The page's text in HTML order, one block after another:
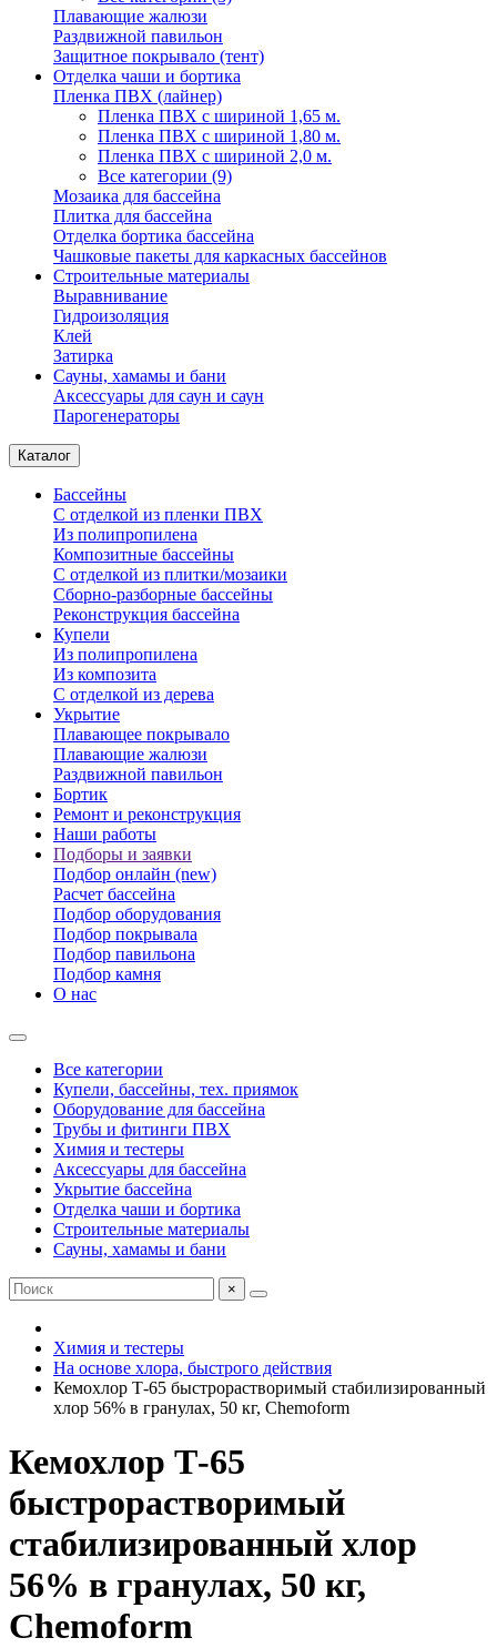
Плавающие жалюзи
Раздвижной павильон
Защитное покрывало (тент)
Отделка чаши и бортика
Пленка ПВХ (лайнер)
Пленка ПВХ с шириной 1,65 м.
Пленка ПВХ с шириной 1,80 м.
Пленка ПВХ с шириной 2,0 м.
Все категории (9)
Мозаика для бассейна
Плитка для бассейна
Отделка бортика бассейна
Чашковые пакеты для каркасных бассейнов
Строительные материалы
Выравнивание
Гидроизоляция
Клей
Затирка
Сауны, хамамы и бани
Аксессуары для саун и саун
Парогенераторы
Каталог
Бассейны
С отделкой из пленки ПВХ
Из полипропилена
Композитные бассейны
С отделкой из плитки/мозаики
Сборно-разборные бассейны
Реконструкция бассейна
Купели
Из полипропилена
Из композита
С отделкой из дерева
Укрытие
Плавающее покрывало
Плавающие жалюзи
Раздвижной павильон
Бортик
Ремонт и реконструкция
Наши работы
Подборы и заявки
Подбор онлайн (new)
Расчет бассейна
Подбор оборудования
Подбор покрывала
Подбор павильона
Подбор камня
О нас
Все категории
Купели, бассейны, тех. приямок
Оборудование для бассейна
Трубы и фитинги ПВХ
Химия и тестеры
Аксессуары для бассейна
Укрытие бассейна
Отделка чаши и бортика
Строительные материалы
Сауны, хамамы и бани
×
Химия и тестеры
На основе хлора, быстрого действия
Кемохлор Т-65 быстрорастворимый стабилизированный
хлор 56% в гранулах, 50 кг, Chemoform
Кемохлор Т-65
быстрорастворимый
стабилизированный хлор
56% в гранулах, 50 кг,
Chemoform